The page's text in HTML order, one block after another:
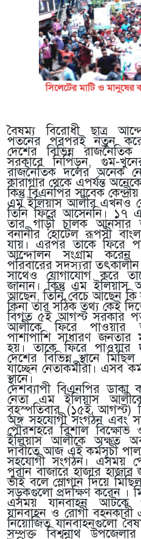
বৈষম্য বিরোধী ছাত্র
পতনের পরপরই নতুন করে
দেশের বিভিন্ন
সরকারে নিপিড়ন, গুম-
রাজনৈতিক দলের অনেক
কারাগার থেকে এপর্যন্ত
কিন্তু বিএনপির সাবেক
এম ইলিয়াস আলীর এখনও
তিনি ফিরে আসেননি। ১৭
তার গাড়ী চালক আনসার
বনানীর হোটেল রূপসী
যায়। এরপর তাকে ফিরে
আন্দোলন সংগ্রাম করেন
পরিবারের সদস্যরা
সাথেও যোগাযোগ করে
জানান। কিন্তু এম
আছেন, তিনি বেঁচে আছেন
কিনা তার সঠিক তথ্য কেই
বিগত ৫ই আগস্ট সরকার
আলীকে ফিরে পাওয়ার
পাশাপাশি সাধারণ
হয়। তাকে ফিরে পাওয়ার
দেশের বিভিন্ন স্থানে
যাচ্ছেন নেতাকর্মীরা। এসব
স্থানে।
দেশব্যাপী বিএনপির
নেতা এম ইলিয়াস
বৃহস্পতিবার (১৫ই আগস্ট)
অঙ্গ সহযোগী সংগঠন এবং
পৌরশহরে বিশাল
ইলিয়াস আলীকে অক্ষত
দাবীতে আজ এই কর্মসূচী
সহযোগী সংগঠন। এসময়
পুরান বাজারে হাজার
ভাই বলে স্লোগান দিয়ে
সড়কগুলো প্রদক্ষিণ করেন ।
এসময় যানবাহন আটকে
যানবাহন ও রোগী বহনকারী
নিয়োজিত যানবাহনগুলো
সম্পৃক্ত বিশ্বনাথ